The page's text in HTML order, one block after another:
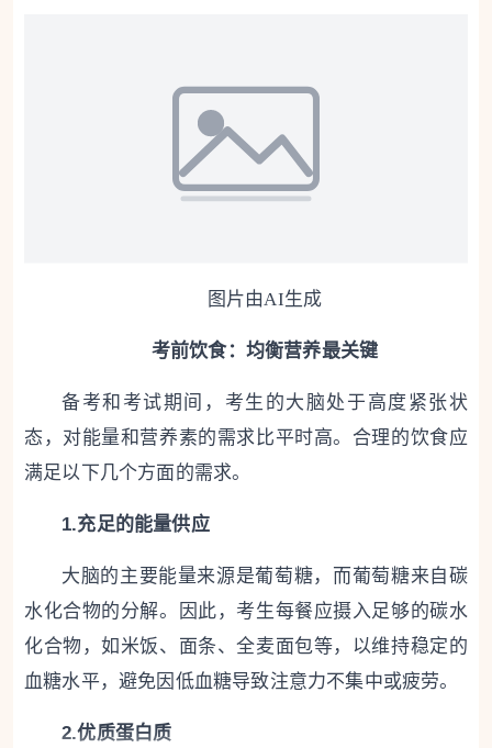
图片由AI生成
考前饮食：均衡营养最关键
备考和考试期间，考生的大脑处于高度紧张状
态，对能量和营养素的需求比平时高。合理的饮食应
满足以下几个方面的需求。
1.充足的能量供应
大脑的主要能量来源是葡萄糖，而葡萄糖来自碳
水化合物的分解。因此，考生每餐应摄入足够的碳水
化合物，如米饭、面条、全麦面包等，以维持稳定的
血糖水平，避免因低血糖导致注意力不集中或疲劳。
2.优质蛋白质